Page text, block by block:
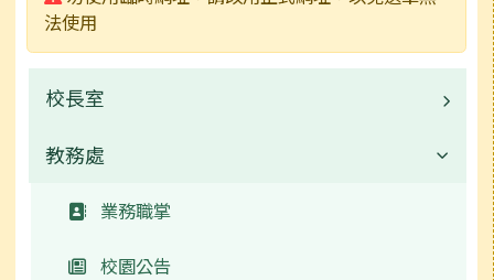
法使用
校長室
校長的話
校園公告
行事曆
教務處
業務職掌
校園公告